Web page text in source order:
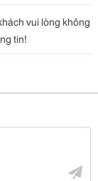
vui lòng không
tin!